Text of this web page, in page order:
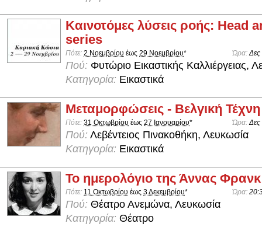
Καινοτόμες λύσεις ροής: Head
series
Πότε: 2 Νοεμβρίου έως 29 Νοεμβρίου* Ώρα: Δες
Πού: Φυτώριο Εικαστικής Καλλιέργειας,
Κατηγορία: Εικαστικά
Μεταμορφώσεις - Βελγική
Πότε: 31 Οκτωβρίου έως 27 Ιανουαρίου* Ώρα: Δες
Πού: Λεβέντειος Πινακοθήκη, Λευκωσία
Κατηγορία: Εικαστικά
Το ημερολόγιο της Άννας Φρανκ
Πότε: 11 Οκτωβρίου έως 3 Δεκεμβρίου* Ώρα:
Πού: Θέατρο Ανεμώνα, Λευκωσία
Κατηγορία: Θέατρο